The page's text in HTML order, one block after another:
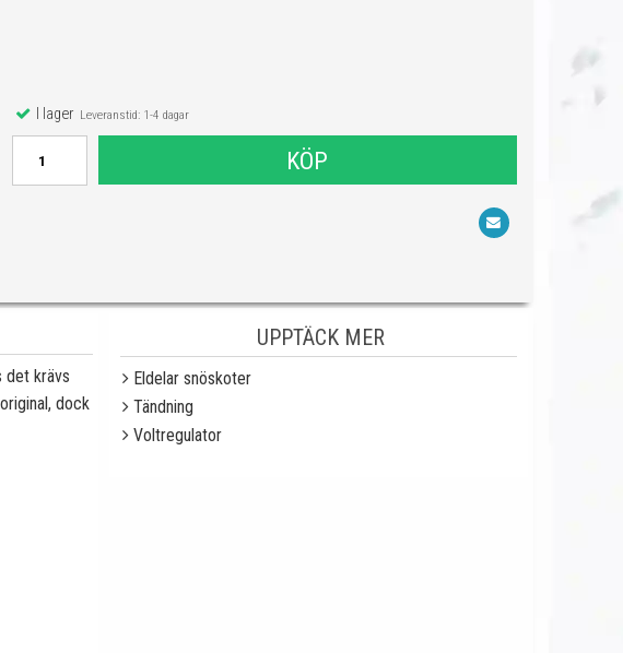
I lagerLeveranstid: 1-4 dagar
KÖP
det krävs
dock
UPPTÄCK MER
Eldelar snöskoter
Tändning
Voltregulator